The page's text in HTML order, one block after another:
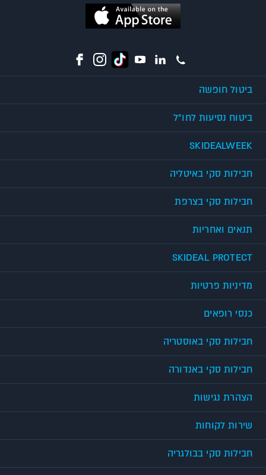
ביטול חופשה
ביטוח נסיעות לחו"ל
SKIDEALWEEK
חבילות סקי באיטליה
חבילות סקי בצרפת
תנאים ואחריות
SKIDEAL PROTECT
מדיניות פרטיות
כנסי רופאים
חבילות סקי באוסטריה
חבילות סקי באנדורה
הצהרת נגישות
שירות לקוחות
חבילות סקי בבולגריה